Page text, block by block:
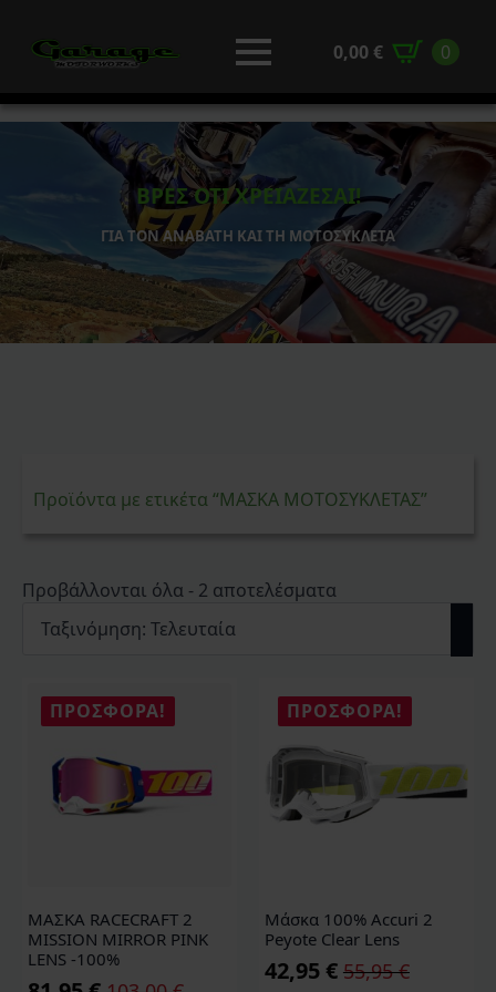
0,00 € 0
ΒΡΕΣ ΟΤΙ ΧΡΕΙΑΖΕΣΑΙ!
ΓΙΑ ΤΟΝ ΑΝΑΒΑΤΗ ΚΑΙ ΤΗ ΜΟΤΟΣΥΚΛΕΤΑ
Προϊόντα με ετικέτα “ΜΑΣΚΑ ΜΟΤΟΣΥΚΛΕΤΑΣ”
Προβάλλονται όλα - 2 αποτελέσματα
ΠΡΟΣΦΟΡΆ!
ΜΑΣΚΑ RACECRAFT 2
MISSION MIRROR PINK
LENS -100%
ΠΡΟΣΦΟΡΆ!
Μάσκα 100% Accuri 2
Peyote Clear Lens
55,95€
Original
42,95 €
Η